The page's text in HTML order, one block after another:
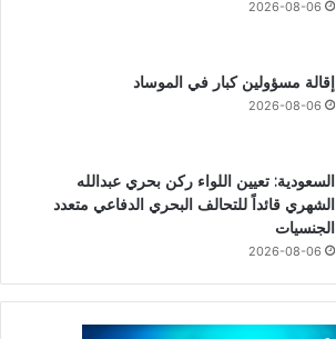
2026-08-06
إقالة مسؤولين كبار في الموساد
2026-08-06
السعودية: تعيين اللواء ركن بحري عبدالله
الشهري قائداً للتحالف البحري الدفاعي متعدد
الجنسيات
2026-08-06